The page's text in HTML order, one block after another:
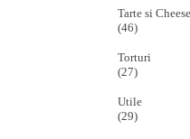
Tarte si
(46)
Torturi
(27)
Utile
(29)